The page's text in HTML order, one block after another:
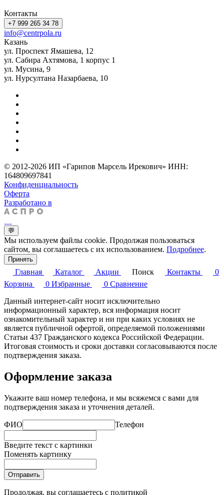
Контакты
+7 999 265 34 78
info@centrpola.ru
Казань
ул. Проспект Ямашева, 12
ул. Сабира Ахтямова, 1 корпус 1
ул. Мусина, 9
ул. Нурсултана Назарбаева, 10
© 2012-2026 ИП «Гарипов Марсель Ирекович» ИНН:
164809697841
Конфиденциальность
Оферта
Разработано в
💬
Мы используем файлы cookie. Продолжая пользоваться
сайтом, вы соглашаетесь с их использованием. Подробнее.
Принять
Главная Каталог Акции Поиск Контакты
0
Корзина
0 Избранные 0 Сравнение
Данный интернет-сайт носит исключительно
информационный характер, вся информация носит
ознакомительный характер и ни при каких условиях не
является публичной офертой, определяемой положениями
Статьи 437 Гражданского кодекса Российской Федерации.
Итоговая стоимость и сроки доставки согласовываются после
подтверждения заказа.
Оформление заказа
Укажите ваш номер телефона, и мы всяжемся с вами для
подтверждения заказа и уточнения деталей.
ФИО Телефон
Введите текст с картинки
Поменять картинку
Отправить
Продолжая, вы соглашаетесь с политикой